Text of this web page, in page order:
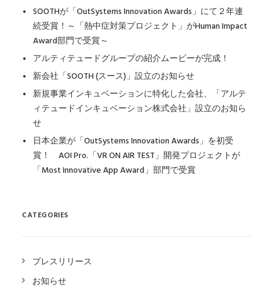
SOOTHが「OutSystems Innovation Awards」にて２年連
続受賞！～「熱中症対策プロジェクト」がHuman Impact
Award部門で受賞～
アルティテュードグループの紹介ムービーが完成！
新会社「SOOTH (スース)」設立のお知らせ
新規事業インキュベーションに特化した会社、「アルテ
ィテュードインキュベーション株式会社」設立のお知ら
せ
日本企業が「OutSystems Innovation Awards」を初受
賞！ AOI Pro.「VR ON AIR TEST」開発プロジェクトが
「Most Innovative App Award」部門で受賞
CATEGORIES
プレスリリース
お知らせ